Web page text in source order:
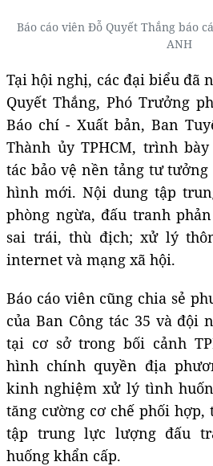
Báo cáo viên Đỗ Quyết Thắng báo
ANH
Tại hội nghị, các đại biểu đã
Quyết Thắng, Phó Trưởng
Báo chí - Xuất bản, Ban
Thành ủy TPHCM, trình
tác bảo vệ nền tảng tư
hình mới. Nội dung tập
phòng ngừa, đấu tranh
sai trái, thù địch; xử lý
internet và mạng xã hội.
Báo cáo viên cũng chia sẻ
của Ban Công tác 35 và đội
tại cơ sở trong bối cảnh
hình chính quyền địa
kinh nghiệm xử lý tình
tăng cường cơ chế phối
tập trung lực lượng đấu
huống khẩn cấp.